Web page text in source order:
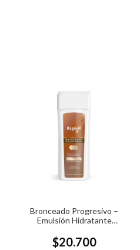
Bronceado Progresivo –
Emulsión Hidratante
200g
$20.700